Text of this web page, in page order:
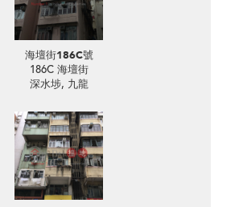
海壇街186C號
186C 海壇街
深水埗, 九龍